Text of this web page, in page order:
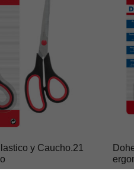
y Caucho.21